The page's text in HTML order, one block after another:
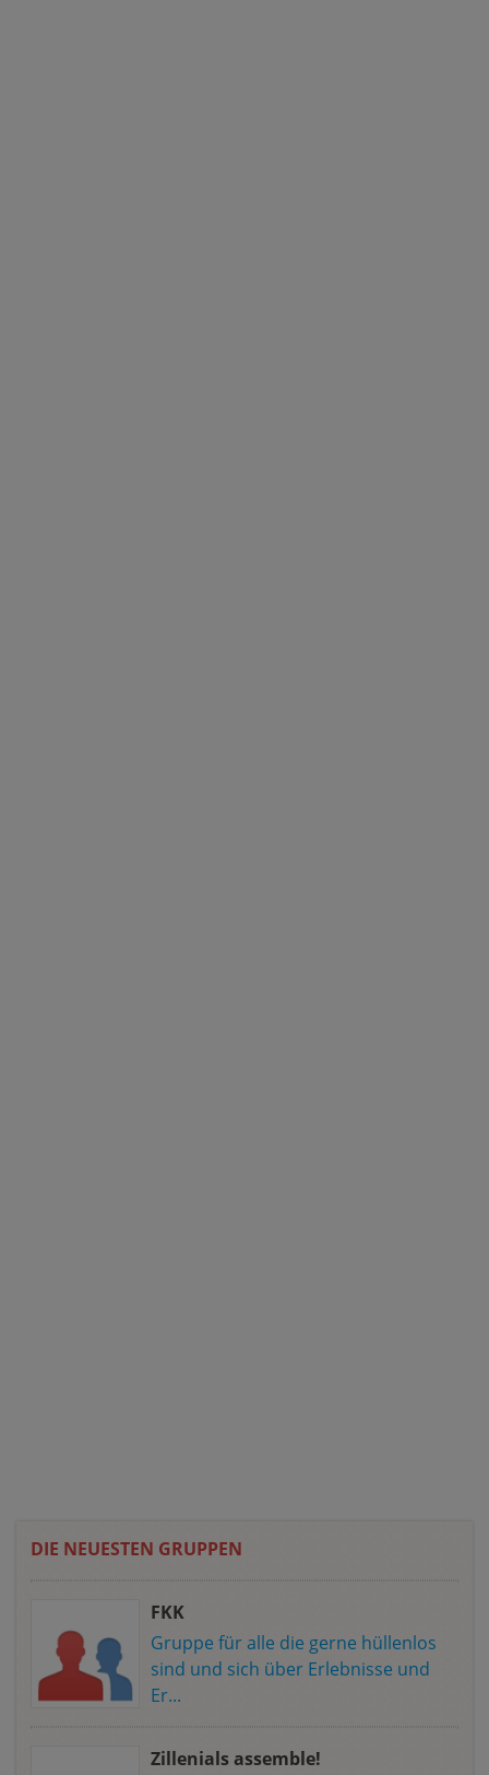
DIE NEUESTEN GRUPPEN
FKK
Gruppe für alle die gerne hüllenlos
sind und sich über Erlebnisse und
Er...
Zillenials assemble!